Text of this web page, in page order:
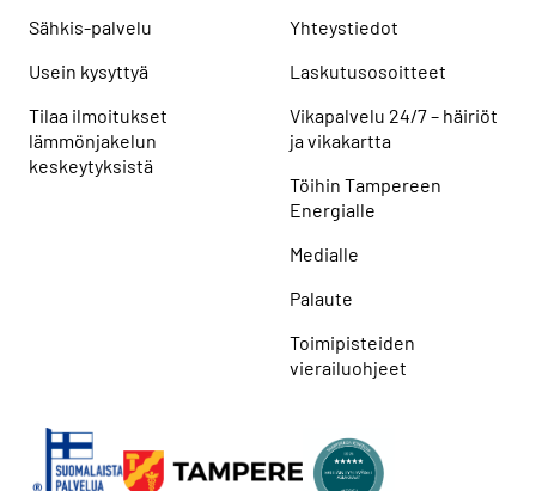
Sähkis-palvelu
Usein kysyttyä
Tilaa ilmoitukset
lämmönjakelun
keskeytyksistä
Yhteystiedot
Laskutusosoitteet
Vikapalvelu 24/7 – häiriöt
ja vikakartta
Töihin Tampereen
Energialle
Medialle
Palaute
Toimipisteiden
vierailuohjeet